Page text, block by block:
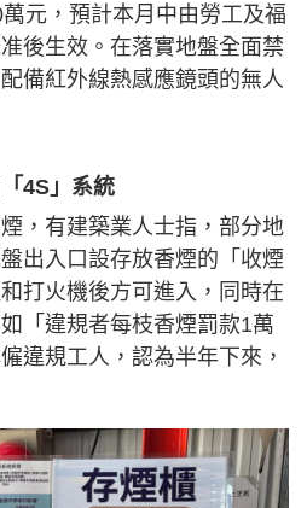
元，預計本月中由勞工及福
後生效。在落實地盤全面禁
備紅外線熱感應鏡頭的無人
4S」系統
，有建築業人士指，部分地
出入口設存放香煙的「收煙
打火機後方可進入，同時在
「違規者每枝香煙罰款1萬
違規工人，認為半年下來，